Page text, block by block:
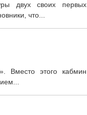
двух своих первых
что...
Вместо этого кабмин